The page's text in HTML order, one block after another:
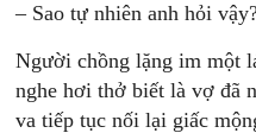
– Sao tự nhiên anh hỏi
Người chồng lặng im một
nghe hơi thở biết là vợ đã
va tiếp tục nối lại giấc